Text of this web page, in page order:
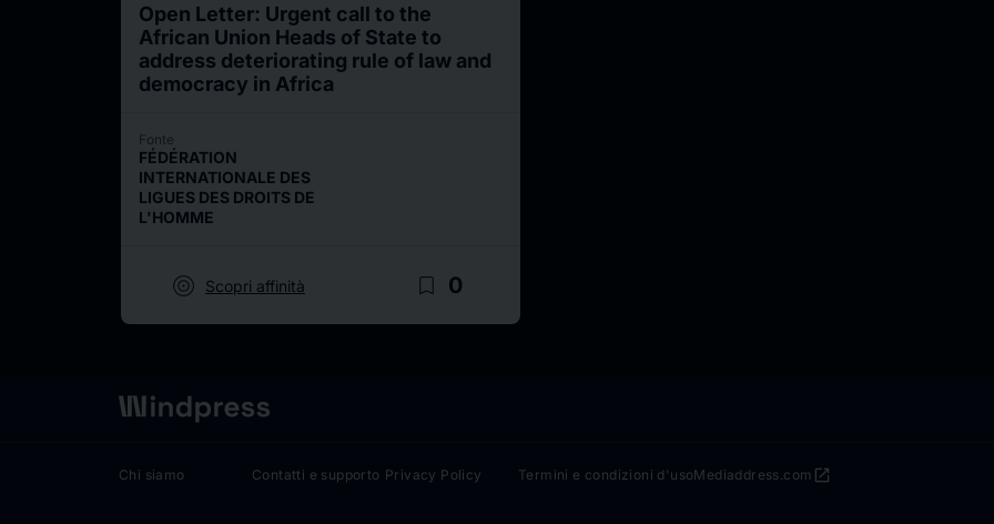
Open Letter: Urgent call to the
African Union Heads of State to
address deteriorating rule of law and
democracy in Africa
Fonte
FÉDÉRATION
INTERNATIONALE DES
LIGUES DES DROITS DE
L'HOMME
target Scopri affinità bookmark_border 0
Chi siamo Contatti e supporto Privacy Policy Termini e condizioni d'uso open_in_new
Mediaddress.com